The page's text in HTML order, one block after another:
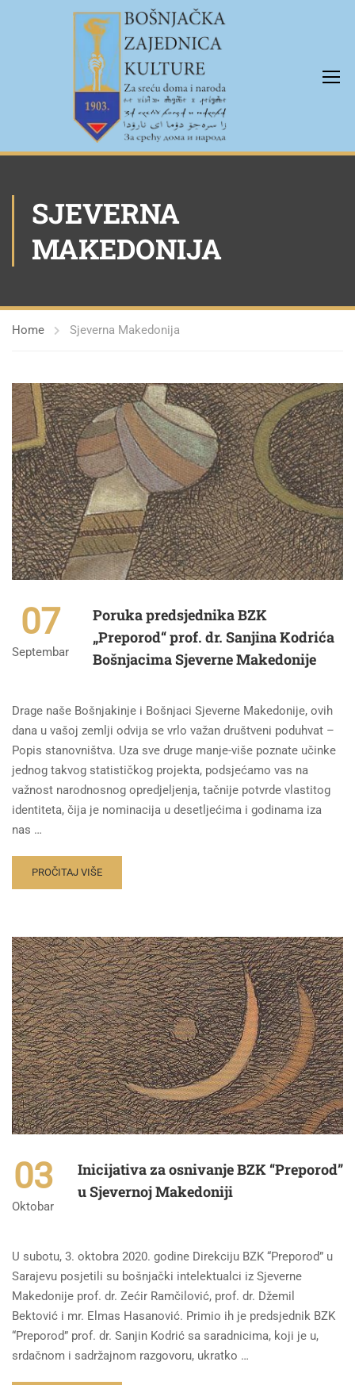
SJEVERNA
MAKEDONIJA
Home Sjeverna Makedonija
07
Septembar
Poruka predsjednika BZK
„Preporod“ prof. dr. Sanjina Kodrića
Bošnjacima Sjeverne Makedonije
Drage naše Bošnjakinje i Bošnjaci Sjeverne Makedonije, ovih
dana u vašoj zemlji odvija se vrlo važan društveni poduhvat –
Popis stanovništva. Uza sve druge manje-više poznate učinke
jednog takvog statističkog projekta, podsjećamo vas na
važnost narodnosnog opredjeljenja, tačnije potvrde vlastitog
identiteta, čija je nominacija u desetljećima i godinama iza
nas …
PROČITAJ VIŠE
03
Oktobar
Inicijativa za osnivanje BZK “Preporod”
u Sjevernoj Makedoniji
U subotu, 3. oktobra 2020. godine Direkciju BZK “Preporod” u
Sarajevu posjetili su bošnjački intelektualci iz Sjeverne
Makedonije prof. dr. Zećir Ramčilović, prof. dr. Džemil
Bektović i mr. Elmas Hasanović. Primio ih je predsjednik BZK
“Preporod” prof. dr. Sanjin Kodrić sa saradnicima, koji je u,
srdačnom i sadržajnom razgovoru, ukratko …